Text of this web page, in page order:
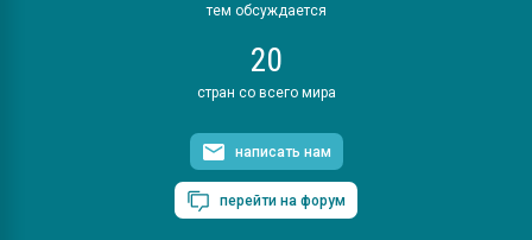
тем обсуждается
20
стран со всего мира
написать нам
перейти на форум